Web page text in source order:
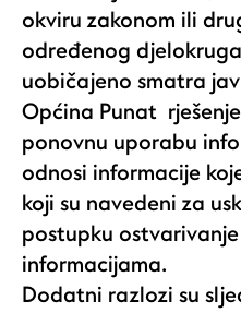
okviru zakonom ili
određenog
uobičajeno smatra
Općina Punat
ponovnu uporabu
odnosi informacije
koji su navedeni za
postupku
informacijama.
Dodatni razlozi su